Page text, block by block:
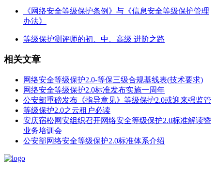
《网络安全等级保护条例》与《信息安全等级保护管理
办法》
等级保护测评师的初、中、高级 进阶之路
相关文章
网络安全等级保护2.0-等保三级合规基线表(技术要求)
网络安全等级保护2.0标准发布实施一周年
公安部重磅发布《指导意见》等级保护2.0或迎来强监管
等级保护2.0之云租户必读
安庆宿松网安组织召开网络安全等级保护2.0标准解读暨
业务培训会
公安部网络安全等级保护2.0标准体系介绍